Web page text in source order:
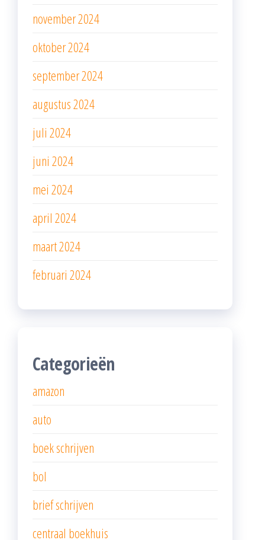
november 2024
oktober 2024
september 2024
augustus 2024
juli 2024
juni 2024
mei 2024
april 2024
maart 2024
februari 2024
Categorieën
amazon
auto
boek schrijven
bol
brief schrijven
centraal boekhuis